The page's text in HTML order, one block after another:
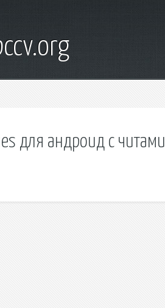
для андроид с читами